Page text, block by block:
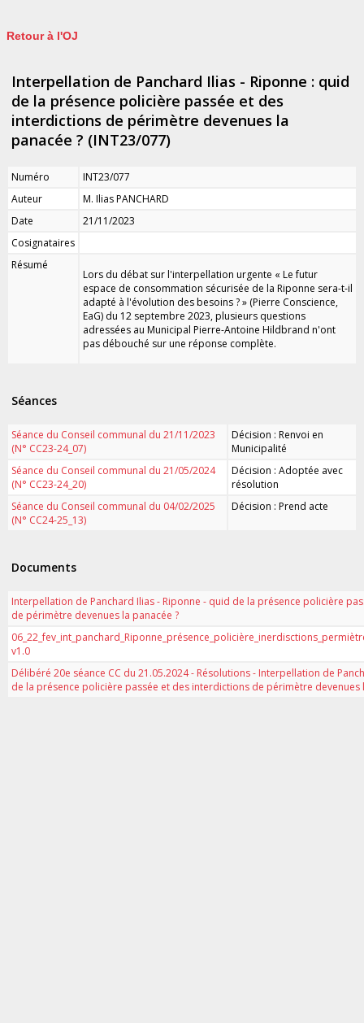
Retour à l'OJ
Interpellation de Panchard Ilias - Riponne : quid
de la présence policière passée et des
interdictions de périmètre devenues la
panacée ? (INT23/077)
Numéro
INT23/077
Auteur
M. Ilias PANCHARD
Date
21/11/2023
Cosignataires
Résumé
Lors du débat sur l'interpellation urgente « Le futur
espace de consommation sécurisée de la Riponne sera-t-il
adapté à l'évolution des besoins ? » (Pierre Conscience,
EaG) du 12 septembre 2023, plusieurs questions
adressées au Municipal Pierre-Antoine Hildbrand n'ont
pas débouché sur une réponse complète.
Séances
Séance du Conseil communal du 21/11/2023
(N° CC23-24_07)
Décision : Renvoi en
Municipalité
Séance du Conseil communal du 21/05/2024
(N° CC23-24_20)
Décision : Adoptée avec
résolution
Séance du Conseil communal du 04/02/2025
(N° CC24-25_13)
Décision : Prend acte
Documents
Interpellation de Panchard Ilias - Riponne - quid de la présence policière
de périmètre devenues la panacée ?
v1.0
Délibéré 20e séance CC du 21.05.2024 - Résolutions - Interpellation de
de la présence policière passée et des interdictions de périmètre devenues